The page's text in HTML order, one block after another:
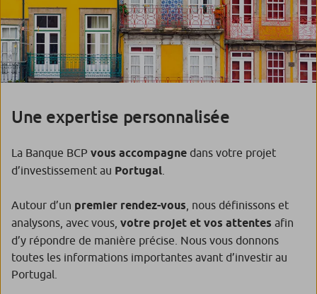
Une expertise personnalisée
La Banque BCP vous accompagne dans votre projet
d’investissement au Portugal
Autour d’un premier rendez-vous , nous définissons et
analysons, avec vous, votre projet et vos attentes afin
d’y répondre de manière précise. Nous vous donnons
toutes les informations importantes avant d’investir au
Portugal.